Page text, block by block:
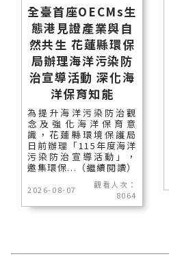
全臺首座OECMs生
態港見證產業與自
然共生 花蓮縣環保
局辦理海洋污染防
治宣導活動 深化海
洋保育知能
為提升海洋污染防治觀
念及強化海洋保育意
識，花蓮縣環境保護局
日前辦理「115年度海洋
污染防治宣導活動」，
邀集環保...（繼續閱讀）
2026-08-07
觀看人次：
8064